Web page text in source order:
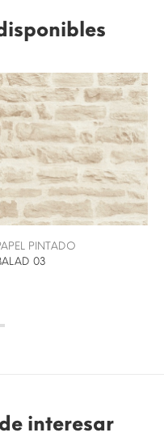
PINTADO
03
interesar